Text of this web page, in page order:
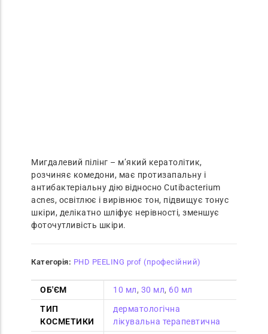
Мигдалевий пілінг – м’який кератолітик,
розчиняє комедони, має протизапальну і
антибактеріальну дію відносно Cutibacterium
acnes, освітлює і вирівнює тон, підвищує тонус
шкіри, делікатно шліфує нерівності, зменшує
фоточутливість шкіри.
Категорія: PHD PEELING prof (професійний)
ОБ'ЄМ 10 мл, 30 мл, 60 мл
ТИП
КОСМЕТИКИ
дерматологічна
лікувальна терапевтична